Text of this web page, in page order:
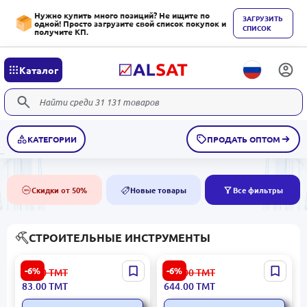
Нужно купить много позиций? Не ищите по
одной! Просто загрузите свой список покупок и
получите КП.
ЗАГРУЗИТЬ
СПИСОК
Каталог
КАТЕГОРИИ ПРОДАТЬ ОПТОМ
50% Скидки от 50% NEW Новые товары Все фильтры
СТРОИТЕЛЬНЫЕ ИНСТРУМЕНТЫ
-6%
Ronix RH-9120 | Ящик для
инструментов 13 дюймов
пластик
89.00ТМТ
83.00ТМТ
-6%
Ronix BATRO8991 | Li-Ion
аккумулятор 20В 4Ач
686.00ТМТ
644.00ТМТ